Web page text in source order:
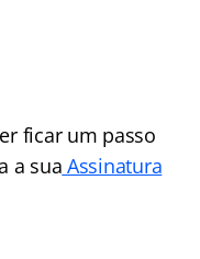
ficar um passo
a sua Assinatura